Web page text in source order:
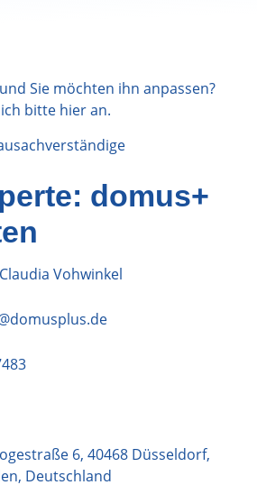
Sie möchten ihn anpassen?
bitte hieran.
domus+
Vohwinkel
6, 40468 Düsseldorf,
, Deutschland